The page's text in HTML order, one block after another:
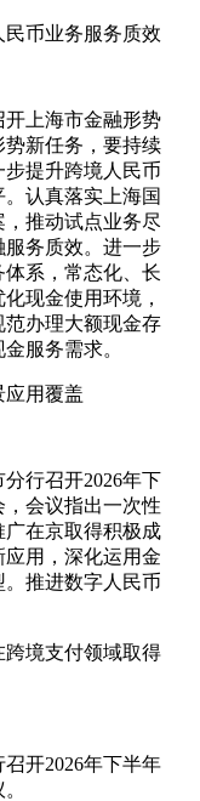
币业务服务质效
开上海市金融形势
新任务，要持续
提升跨境人民币
认真落实上海国
推动试点业务尽
务质效。进一步
系，常态化、长
现金使用环境，
办理大额现金存
服务需求。
应用覆盖
行召开2026年下
会议指出一次性
在京取得积极成
用，深化运用金
推进数字人民币
境支付领域取得
开2026年下半年